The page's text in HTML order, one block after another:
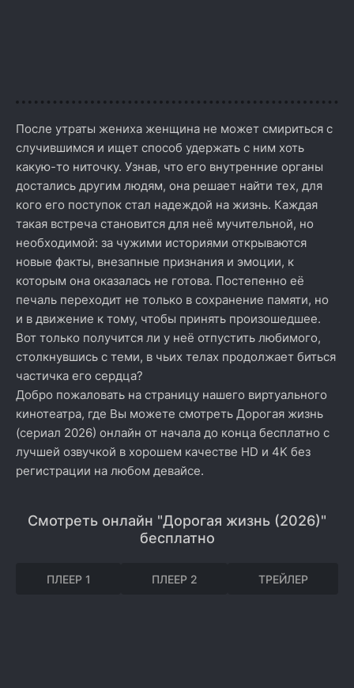
После утраты жениха женщина не может смириться с
случившимся и ищет способ удержать с ним хоть
какую-то ниточку. Узнав, что его внутренние органы
достались другим людям, она решает найти тех, для
кого его поступок стал надеждой на жизнь. Каждая
такая встреча становится для неё мучительной, но
необходимой: за чужими историями открываются
новые факты, внезапные признания и эмоции, к
которым она оказалась не готова. Постепенно её
печаль переходит не только в сохранение памяти, но
и в движение к тому, чтобы принять произошедшее.
Вот только получится ли у неё отпустить любимого,
столкнувшись с теми, в чьих телах продолжает биться
частичка его сердца?
Добро пожаловать на страницу нашего виртуального
кинотеатра, где Вы можете смотреть Дорогая жизнь
(сериал 2026) онлайн от начала до конца бесплатно с
лучшей озвучкой в хорошем качестве HD и 4K без
регистрации на любом девайсе.
Смотреть онлайн "Дорогая жизнь (2026)"
бесплатно
ПЛЕЕР 1 ПЛЕЕР 2 ТРЕЙЛЕР